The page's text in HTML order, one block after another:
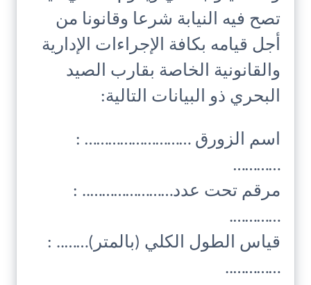
تصح فيه النيابة شرعا وقانونا من
أجل قيامه بكافة الإجراءات الإدارية
والقانونية الخاصة بقارب الصيد
البحري ذو البيانات التالية:
اسم الزورق ……………………… :
…………
مرقم تحت عدد………………….. :
………….
قياس الطول الكلي (بالمتر)…….. :
…………..